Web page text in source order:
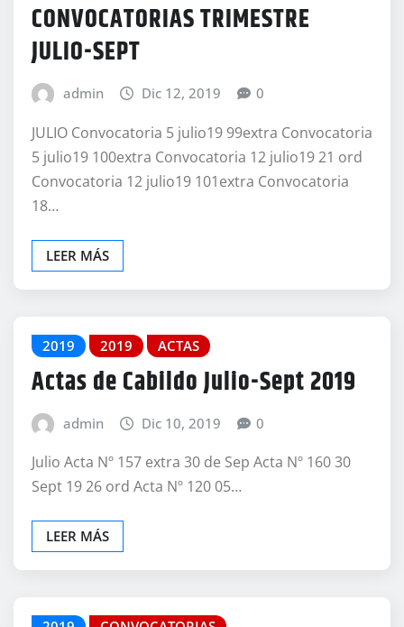
CONVOCATORIAS TRIMESTRE
JULIO-SEPT
admin Dic 12, 2019 0
JULIO Convocatoria 5 julio19 99extra Convocatoria
5 julio19 100extra Convocatoria 12 julio19 21 ord
Convocatoria 12 julio19 101extra Convocatoria
18…
LEER MÁS
2019 2019 ACTAS
Actas de Cabildo Julio-Sept 2019
admin Dic 10, 2019 0
Julio Acta Nº 157 extra 30 de Sep Acta Nº 160 30
Sept 19 26 ord Acta Nº 120 05…
LEER MÁS